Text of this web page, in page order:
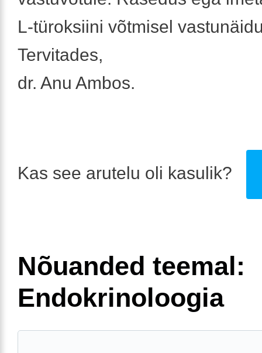
L-türoksiini võtmisel
Tervitades,
dr. Anu Ambos.
Kas see arutelu oli kasulik?
Nõuanded teemal:
Endokrinoloogia